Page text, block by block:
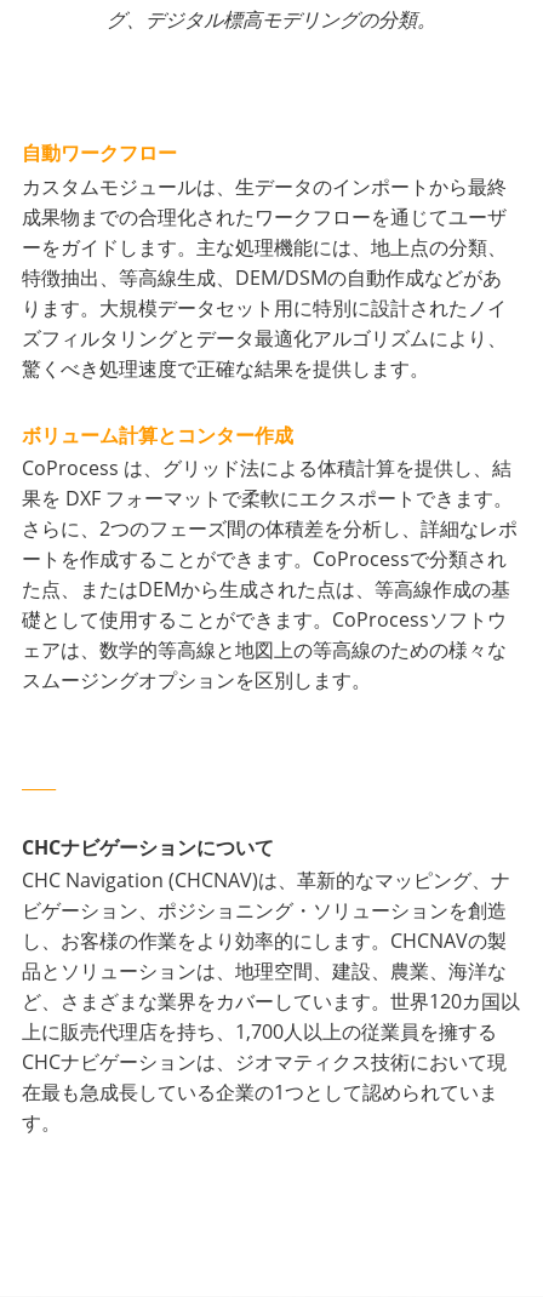
グ、デジタル標高モデリングの分類。
自動ワークフロー
カスタムモジュールは、生データのインポートから最終
成果物までの合理化されたワークフローを通じてユーザ
ーをガイドします。主な処理機能には、地上点の分類、
特徴抽出、等高線生成、DEM/DSMの自動作成などがあ
ります。大規模データセット用に特別に設計されたノイ
ズフィルタリングとデータ最適化アルゴリズムにより、
驚くべき処理速度で正確な結果を提供します。
ボリューム計算とコンター作成
CoProcess は、グリッド法による体積計算を提供し、結
果を DXF フォーマットで柔軟にエクスポートできます。
さらに、2つのフェーズ間の体積差を分析し、詳細なレポ
ートを作成することができます。CoProcessで分類され
た点、またはDEMから生成された点は、等高線作成の基
礎として使用することができます。CoProcessソフトウ
ェアは、数学的等高線と地図上の等高線のための様々な
スムージングオプションを区別します。
CHCナビゲーションについて
CHC Navigation (CHCNAV)は、革新的なマッピング、ナ
ビゲーション、ポジショニング・ソリューションを創造
し、お客様の作業をより効率的にします。CHCNAVの製
品とソリューションは、地理空間、建設、農業、海洋な
ど、さまざまな業界をカバーしています。世界120カ国以
上に販売代理店を持ち、1,700人以上の従業員を擁する
CHCナビゲーションは、ジオマティクス技術において現
在最も急成長している企業の1つとして認められていま
す。